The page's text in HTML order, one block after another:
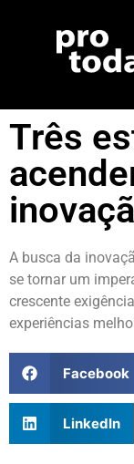
Três
A busca da
se tornar um
crescente
experiências
Facebook
LinkedIn